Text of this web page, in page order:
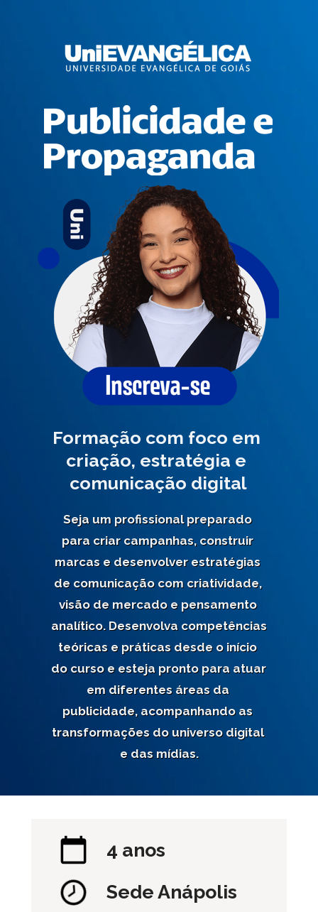
Formação com foco em
criação, estratégia e
comunicação digital
Seja um profissional preparado
para criar campanhas, construir
marcas e desenvolver estratégias
de comunicação com criatividade,
visão de mercado e pensamento
analítico. Desenvolva competências
teóricas e práticas desde o início
do curso e esteja pronto para atuar
em diferentes áreas da
publicidade, acompanhando as
transformações do universo digital
e das mídias.
4 anos
Sede Anápolis